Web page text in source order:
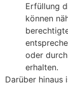
Erfüllung
können
oder
erhalten.
Darüber hinaus